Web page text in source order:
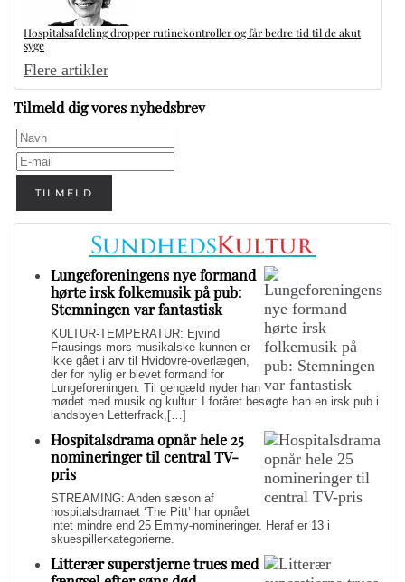
Hospitalsafdeling dropper rutinekontroller og får bedre tid til de akut
syge
Flere artikler
Tilmeld dig vores nyhedsbrev
TILMELD
Lungeforeningens nye formand
hørte irsk folkemusik på pub:
Stemningen var fantastisk
KULTUR-TEMPERATUR: Ejvind
Frausings mors musikalske kunnen er
ikke gået i arv til Hvidovre-overlægen,
der for nylig er blevet formand for
Lungeforeningen. Til gengæld nyder han
mødet med musik og kultur: I foråret besøgte han en irsk pub i
landsbyen Letterfrack,[…]
Hospitalsdrama opnår hele 25
nomineringer til central TV-
pris
STREAMING: Anden sæson af
hospitalsdramaet ‘The Pitt’ har opnået
intet mindre end 25 Emmy-nomineringer. Heraf er 13 i
skuespillerkategorierne.
Litterær superstjerne trues med